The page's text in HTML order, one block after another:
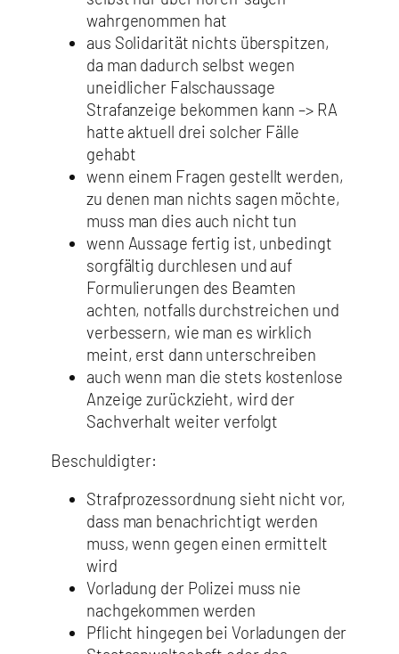
wahrgenommen hat
aus Solidarität nichts überspitzen,
da man dadurch selbst wegen
uneidlicher Falschaussage
Strafanzeige bekommen kann –> RA
hatte aktuell drei solcher Fälle
gehabt
wenn einem Fragen gestellt werden,
zu denen man nichts sagen möchte,
muss man dies auch nicht tun
wenn Aussage fertig ist, unbedingt
sorgfältig durchlesen und auf
Formulierungen des Beamten
achten, notfalls durchstreichen und
verbessern, wie man es wirklich
meint, erst dann unterschreiben
auch wenn man die stets kostenlose
Anzeige zurückzieht, wird der
Sachverhalt weiter verfolgt
Beschuldigter:
Strafprozessordnung sieht nicht vor,
dass man benachrichtigt werden
muss, wenn gegen einen ermittelt
wird
Vorladung der Polizei muss nie
nachgekommen werden
Pflicht hingegen bei Vorladungen der